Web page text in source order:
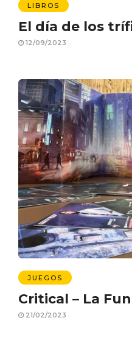
LIBROS
El día de los
12/09/2023
JUEGOS
Critical – La
21/02/2023